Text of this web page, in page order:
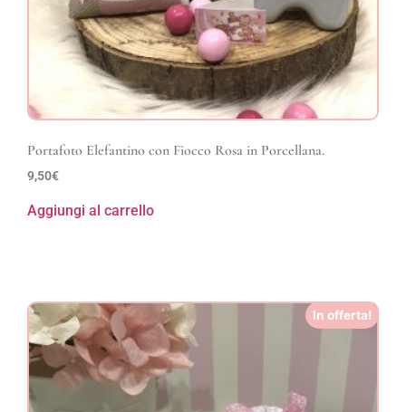
Portafoto Elefantino con Fiocco Rosa in Porcellana.
9,50€
Aggiungi al carrello
In offerta!